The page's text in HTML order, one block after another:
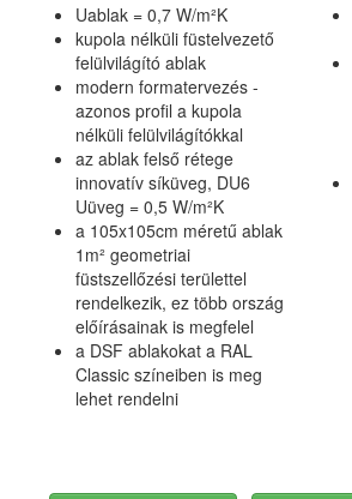
Uablak = 0,7 W/m²K
kupola nélküli füstelvezető
felülvilágító ablak
modern formatervezés -
azonos profil a kupola
nélküli felülvilágítókkal
az ablak felső rétege
innovatív síküveg, DU6
Uüveg = 0,5 W/m²K
a 105x105cm méretű ablak
1m² geometriai
füstszellőzési területtel
rendelkezik, ez több ország
előírásainak is megfelel
a DSF ablakokat a RAL
Classic színeiben is meg
lehet rendelni